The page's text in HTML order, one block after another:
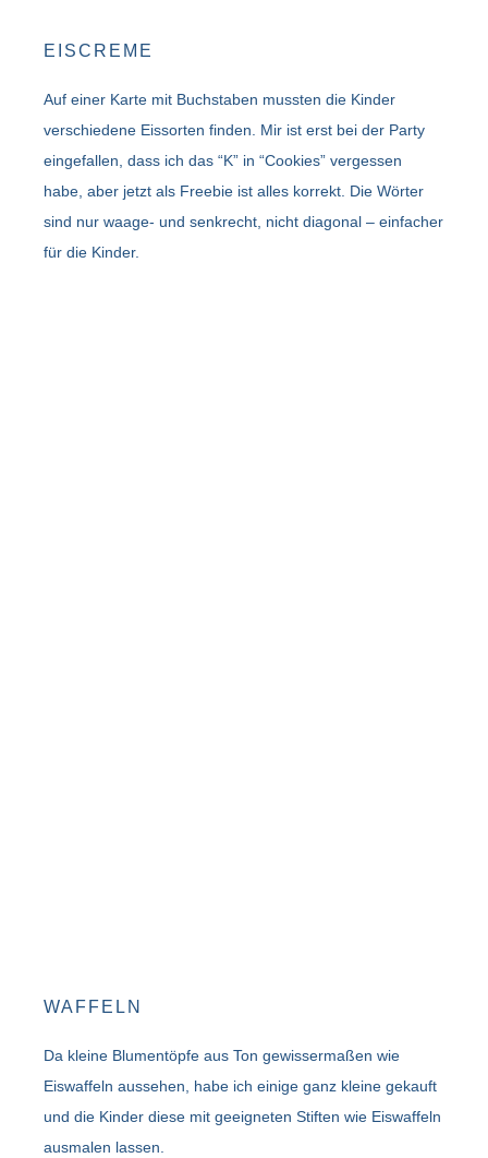
EISCREME
Auf einer Karte mit Buchstaben mussten die Kinder
verschiedene Eissorten finden. Mir ist erst bei der Party
eingefallen, dass ich das “K” in “Cookies” vergessen
habe, aber jetzt als Freebie ist alles korrekt. Die Wörter
sind nur waage- und senkrecht, nicht diagonal – einfacher
für die Kinder.
WAFFELN
Da kleine Blumentöpfe aus Ton gewissermaßen wie
Eiswaffeln aussehen, habe ich einige ganz kleine gekauft
und die Kinder diese mit geeigneten Stiften wie Eiswaffeln
ausmalen lassen.